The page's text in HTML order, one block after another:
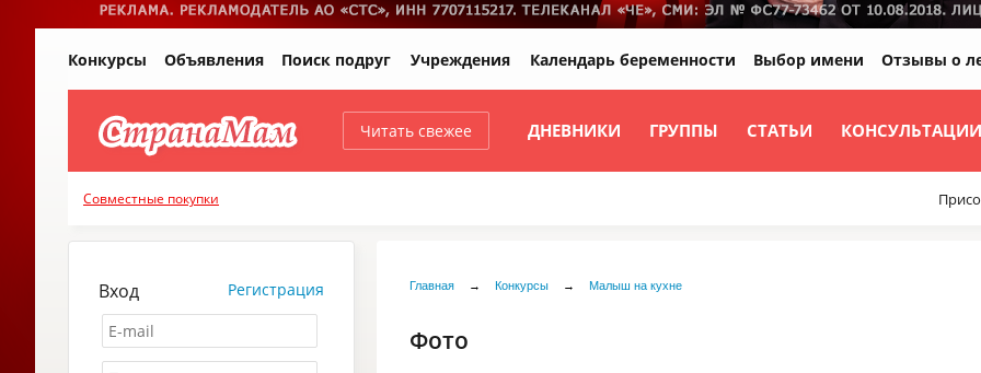
Читать свежее ДНЕВНИКИ ГРУППЫ СТАТЬИ КОНСУЛЬТАЦИИ
Конкурсы Объявления Поиск подруг Учреждения Календарь беременности Выбор имени Отзывы о
Совместные покупки
Главная → Конкурсы → Малыш на кухне
Фото
Вход Регистрация